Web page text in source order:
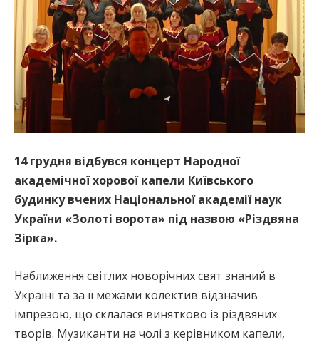
14 грудня відбувся концерт Народної
академічної хорової капели Київського
будинку вчених Національної академії наук
України «Золоті ворота» під назвою «Різдвяна
Зірка».
Наближення світлих новорічних свят знаний в
Україні та за її межами колектив відзначив
імпрезою, що склалася винятково із різдвяних
творів. Музиканти на чолі з керівником капели,